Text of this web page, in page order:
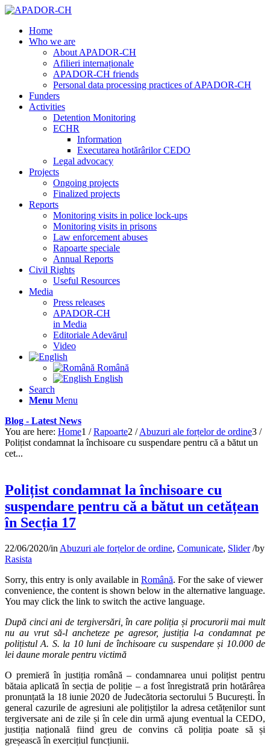
Home
Who we are
About APADOR-CH
Afilieri internaționale
APADOR-CH friends
Personal data processing practices of APADOR-CH
Funders
Activities
Detention Monitoring
ECHR
Information
Executarea hotărârilor CEDO
Legal advocacy
Projects
Ongoing projects
Finalized projects
Reports
Monitoring visits in police lock-ups
Monitoring visits in prisons
Law enforcement abuses
Rapoarte speciale
Annual Reports
Civil Rights
Useful Resources
Media
Press releases
APADOR-CH
in Media
Editoriale Adevărul
Video
Română
English
Search
Menu Menu
Blog - Latest News
You are here: Home1 / Rapoarte2 / Abuzuri ale forțelor de ordine3 /
Polițist condamnat la închisoare cu suspendare pentru că a bătut un
cet...
Polițist condamnat la închisoare cu
suspendare pentru că a bătut un cetățean
în Secția 17
22/06/2020/in Abuzuri ale forțelor de ordine, Comunicate, Slider /by
Rasista
Sorry, this entry is only available in Română. For the sake of viewer
convenience, the content is shown below in the alternative language.
You may click the link to switch the active language.
După cinci ani de tergiversări, în care poliția și procurorii mai mult
nu au vrut să-l ancheteze pe agresor, justiția l-a condamnat pe
polițistul A. S. la 10 luni de închisoare cu suspendare și 10.000 de
lei daune morale pentru victimă
O premieră în justiția română – condamnarea unui polițist pentru
bătaia aplicată în secția de poliție – a fost înregistrată prin hotărârea
pronunțată la 18 iunie 2020 de Judecătoria sectorului 5 București. În
general cazurile de agresiuni ale polițiștilor la adresa cetățenilor sunt
tergiversate ani de zile și în cele din urmă ajung eventual la CEDO,
justiția națională fiind greu de convins că poliția poate să și
greșească în exercițiul funcțiunii.